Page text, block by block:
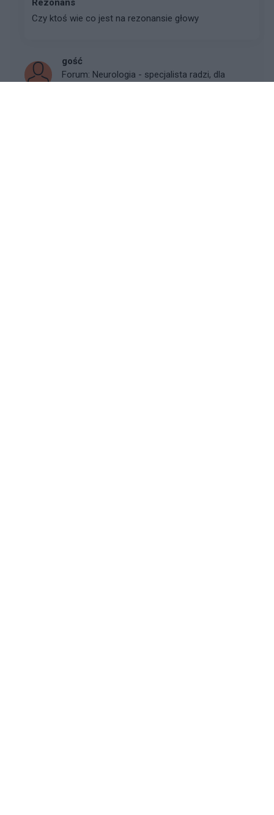
Rezonans
Czy ktoś wie co jest na rezonansie głowy
gość
Forum: Neurologia - specjalista radzi, dla